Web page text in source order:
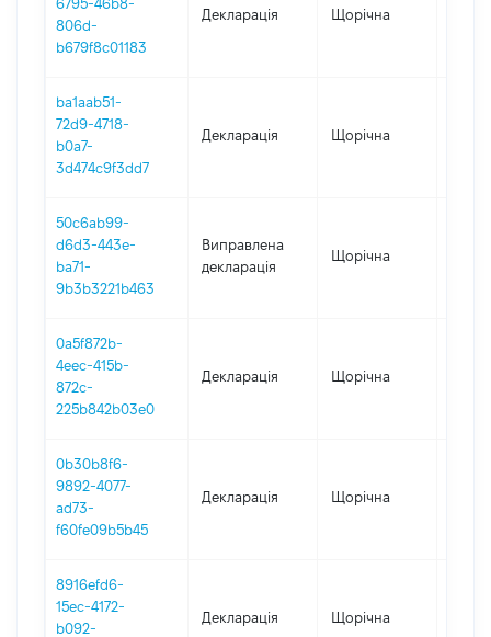
6795-46b8-
806d-
b679f8c01183
Декларація Щорічна
ba1aab51-
72d9-4718-
b0a7-
3d474c9f3dd7
Декларація Щорічна
50c6ab99-
d6d3-443e-
ba71-
9b3b3221b463
Виправлена
декларація
Щорічна
0a5f872b-
4eec-415b-
872c-
225b842b03e0
Декларація Щорічна
0b30b8f6-
9892-4077-
ad73-
f60fe09b5b45
Декларація Щорічна
8916efd6-
15ec-4172-
b092-
Декларація Щорічна